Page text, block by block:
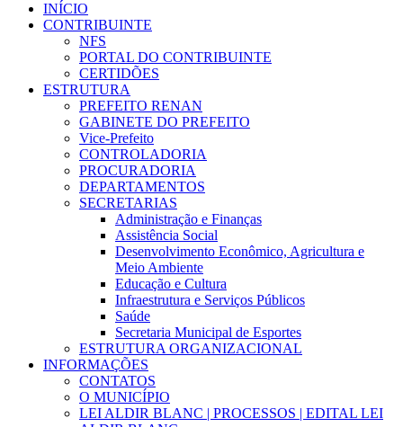
INÍCIO
CONTRIBUINTE
NFS
PORTAL DO CONTRIBUINTE
CERTIDÕES
ESTRUTURA
PREFEITO RENAN
GABINETE DO PREFEITO
Vice-Prefeito
CONTROLADORIA
PROCURADORIA
DEPARTAMENTOS
SECRETARIAS
Administração e Finanças
Assistência Social
Desenvolvimento Econômico, Agricultura e
Meio Ambiente
Educação e Cultura
Infraestrutura e Serviços Públicos
Saúde
Secretaria Municipal de Esportes
ESTRUTURA ORGANIZACIONAL
INFORMAÇÕES
CONTATOS
O MUNICÍPIO
LEI ALDIR BLANC | PROCESSOS | EDITAL LEI